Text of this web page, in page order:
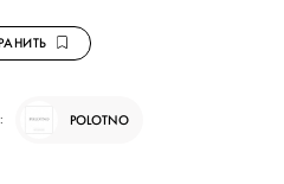
POLOTNO